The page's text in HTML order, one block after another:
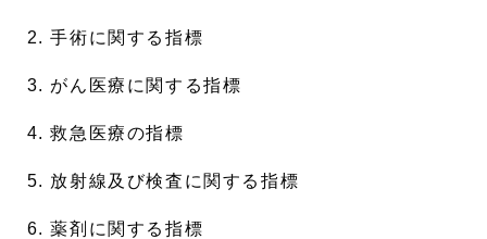
手術に関する指標
がん医療に関する指標
救急医療の指標
放射線及び検査に関する指標
薬剤に関する指標